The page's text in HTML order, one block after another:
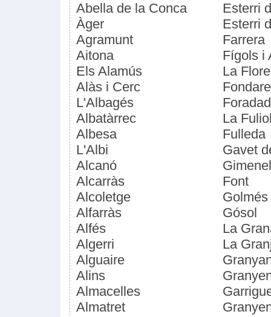
Abella de la Conca
Àger
Agramunt
Aitona
Els Alamús
Alàs i Cerc
L'Albagés
Albatàrrec
Albesa
L'Albi
Alcanó
Alcarràs
Alcoletge
Alfarràs
Alfés
Algerri
Alguaire
Alins
Almacelles
Almatret
Esterri
Esterri
Farrera
Fígols i
La
La
Fulleda
Gavet
Font
Golmés
Gósol
La
La